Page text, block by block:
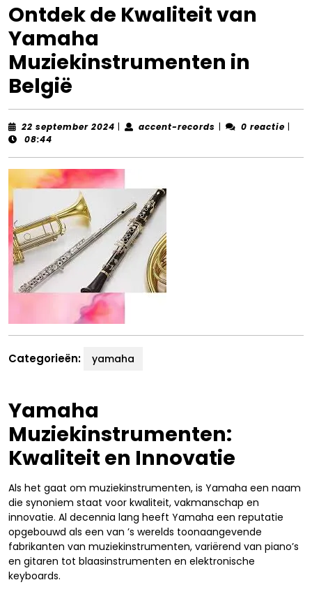
Ontdek de Kwaliteit van
Yamaha
Muziekinstrumenten in
België
22 september 2024 22
| accent-records accent-
| 0 reactie |
08:44
Categorieën: yamaha
Yamaha
Muziekinstrumenten:
Kwaliteit en Innovatie
Als het gaat om muziekinstrumenten, is Yamaha een naam
die synoniem staat voor kwaliteit, vakmanschap en
innovatie. Al decennia lang heeft Yamaha een reputatie
opgebouwd als een van ’s werelds toonaangevende
fabrikanten van muziekinstrumenten, variërend van piano’s
en gitaren tot blaasinstrumenten en elektronische
keyboards.